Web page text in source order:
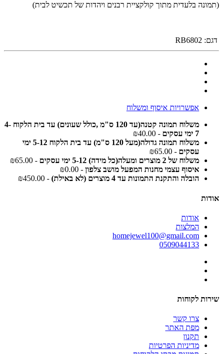
(תמונה בלעדית מתוך קולקציית רבנים ויהדות של תכשיט לבית)
דגם: RB6802
אפשרויות איסוף ומשלוח
משלוח תמונה קטנה(עד 120 ס"מ ,כולל שעונים) עד בית הלקוח 4-
7 ימי עסקים
- ₪40.00
משלוח תמונה גדולה(מעל 120 ס"מ) עד בית הלקוח 5-12 ימי
עסקים - ₪65.00
משלוח של 2 מוצרים ומעלה(כל מידה) 5-12 ימי עסקים
- ₪65.00
איסוף עצמי מחנות המפעל מושב צלפון - ₪0.00
הובלה והתקנת התמונות עד 4 מוצרים (לא באילת)
- ₪450.00
אודות
אודות
המלצות
homejewel100@gmail.com
0509044133
שירות לקוחות
צרו קשר
מפת האתר
תקנון
מדיניות הפרטיות